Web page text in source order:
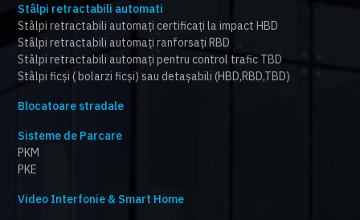
Stâlpi retractabili automati
Stâlpi retractabili automați certificați la impact HBD
Stâlpi retractabili automați ranforsați RBD
Stâlpi retractabili automați pentru control trafic TBD
Stâlpi ficși ( bolarzi ficși) sau detașabili (HBD,RBD,TBD)
Blocatoare stradale
Sisteme de Parcare
PKM
PKE
Video Interfonie & Smart Home